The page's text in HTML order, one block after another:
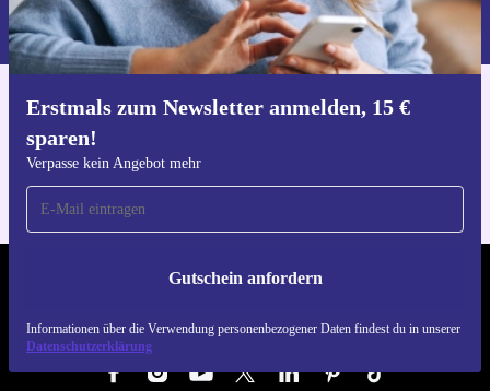
Erstmals zum Newsletter anmelden, 15 €
sparen!
Verpasse kein Angebot mehr
Gutschein anfordern
Informationen über die Verwendung personenbezogener Daten findest du in unserer
Datenschutzerklärung
du in unserer
Datenschutzerklärung.
Hol dir die refurbed-App
REFURBED DEUTSCHLAND - RETHINK NEW.
FOLGE UNS